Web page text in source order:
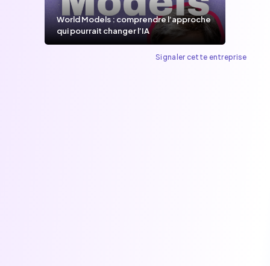
World Models : comprendre l’approche
qui pourrait changer l’IA
Signaler cette entreprise